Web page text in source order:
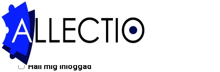
Välkommen till Allectio!
Håll mig inloggad